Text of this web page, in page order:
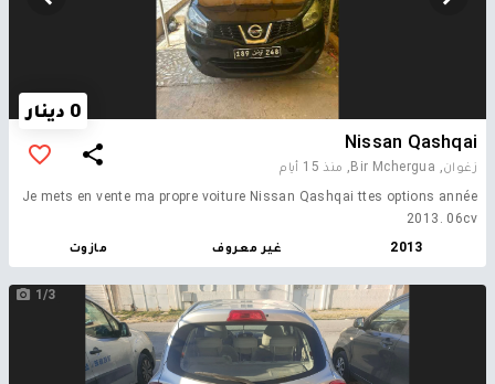
0 دينار
Nissan Qashqai
زغوان, Bir Mchergua,
منذ 15 أيام
Je mets en vente ma propre voiture Nissan Qashqai ttes options année
2013. 06cv
2013
غير معروف مازوت
1/3